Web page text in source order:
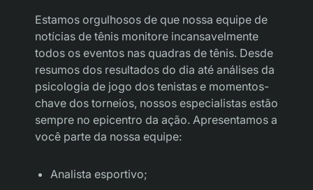
Estamos orgulhosos de que nossa equipe de
notícias de tênis monitore incansavelmente
todos os eventos nas quadras de tênis. Desde
resumos dos resultados do dia até análises da
psicologia de jogo dos tenistas e momentos-
chave dos torneios, nossos especialistas estão
sempre no epicentro da ação. Apresentamos a
você parte da nossa equipe:
Analista esportivo;